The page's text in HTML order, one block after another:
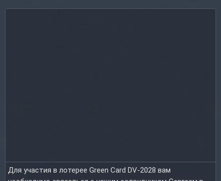
Для участия в лотерее Green Card DV-2028 вам